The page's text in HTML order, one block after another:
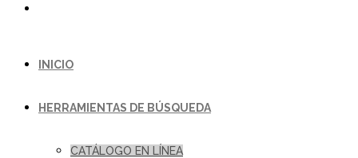
INICIO
HERRAMIENTAS DE BÚSQUEDA
CATÁLOGO EN LÍNEA